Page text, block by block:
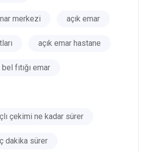
merkezi açık emar
açık emar hastane
bel fıtığı emar
çekimi ne kadar sürer
dakika sürer